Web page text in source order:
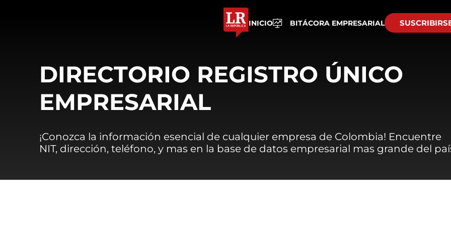
INICIO BITÁCORA EMPRESARIAL
DIRECTORIO REGISTRO ÚNICO
EMPRESARIAL
¡Conozca la información esencial de cualquier empresa de Colombia! Encuentre
NIT, dirección, teléfono, y mas en la base de datos empresarial mas grande del